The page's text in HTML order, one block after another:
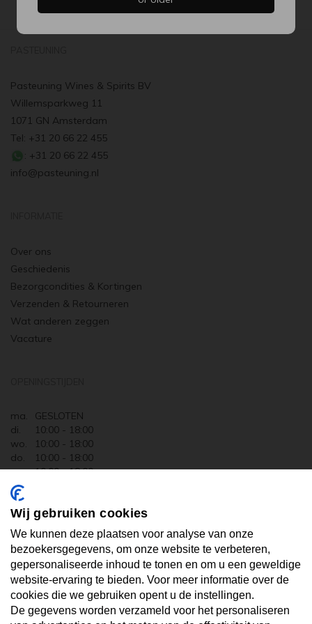
Pasteuning Wines & Spirits BV
Willemsparkweg 11
1071 GN Amsterdam
Tel: +31 20 66 22 455
: +31 20 66 22 455
info@pasteuning.nl
Over ons
Geschiedenis
Bezorgcondities & Kortingen
Verzenden & Retourneren
Wat anderen zeggen
Vacature
ma.
GESLOTEN
di.
10:00 - 18:00
wo.
10:00 - 18:00
do.
10:00 - 18:00
vr.
10:00 - 18:00
za.
zo.
Uw email hier ...
ABONNEER
Wij gebruiken cookies
We kunnen deze plaatsen voor analyse van onze
bezoekersgegevens, om onze website te verbeteren,
gepersonaliseerde inhoud te tonen en om u een geweldige
website-ervaring te bieden. Voor meer informatie over de
cookies die we gebruiken opent u de instellingen.
De gegevens worden verzameld voor het personaliseren